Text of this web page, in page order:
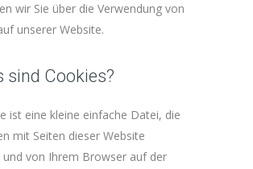
wir Sie über die Verwendung von
unserer Website.
sind Cookies?
ist eine kleine einfache Datei, die
mit Seiten dieser Website
und von Ihrem Browser auf der